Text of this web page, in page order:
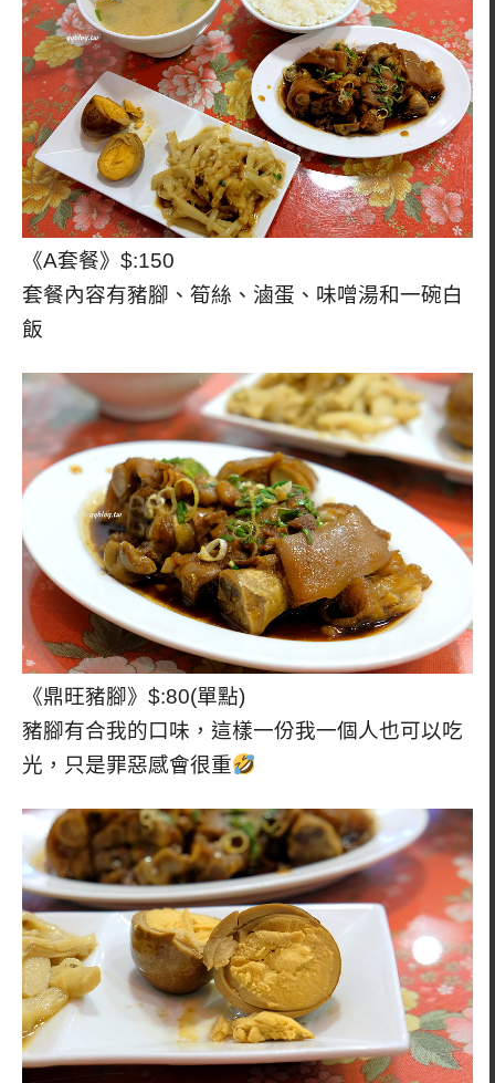
《A套餐》$:150
套餐內容有豬腳、筍絲、滷蛋、味噌湯和一碗白
飯
《鼎旺豬腳》$:80(單點)
豬腳有合我的口味，這樣一份我一個人也可以吃
光，只是罪惡感會很重